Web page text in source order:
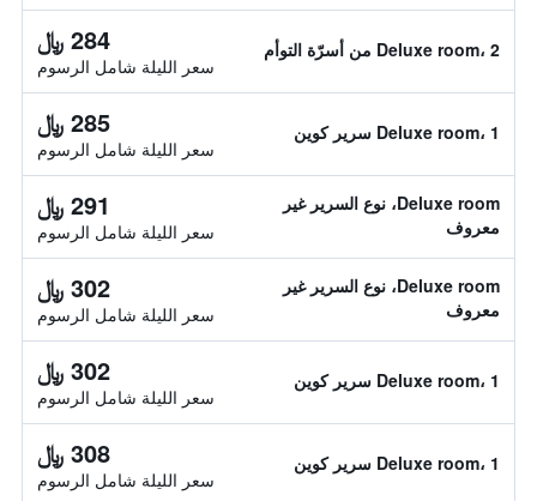
Deluxe room، 2 من أسرّة التوأم 284 ﷼
سعر الليلة شامل الرسوم
Deluxe room، 1 سرير كوين 285 ﷼
سعر الليلة شامل الرسوم
Deluxe room، نوع السرير غير
معروف
291 ﷼
سعر الليلة شامل الرسوم
Deluxe room، نوع السرير غير
معروف
302 ﷼
سعر الليلة شامل الرسوم
Deluxe room، 1 سرير كوين 302 ﷼
سعر الليلة شامل الرسوم
Deluxe room، 1 سرير كوين 308 ﷼
سعر الليلة شامل الرسوم